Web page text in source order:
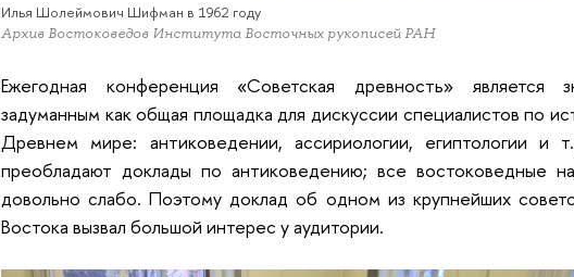
Илья Шолеймович Шифман в 1962 году
Архив Востоковедов Института Восточных рукописей РАН
Ежегодная конференция «Советская древность» является
задуманным как общая площадка для дискуссии специалистов по
Древнем мире: антиковедении, ассириологии, египтологии и
преобладают доклады по антиковедению; все востоковедные
довольно слабо. Поэтому доклад об одном из крупнейших
Востока вызвал большой интерес у аудитории.